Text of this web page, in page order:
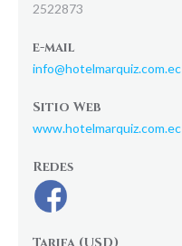
2522873
e-mail
info@hotelmarquiz.com.ec
Sitio Web
www.hotelmarquiz.com.ec
Redes